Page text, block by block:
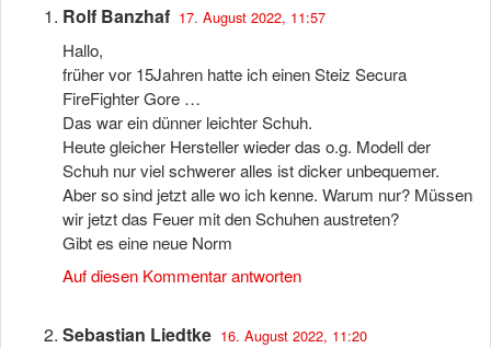
Rolf Banzhaf 17. August 2022, 11:57
Hallo,
früher vor 15Jahren hatte ich einen Steiz Secura
FireFighter Gore …
Das war ein dünner leichter Schuh.
Heute gleicher Hersteller wieder das o.g. Modell der
Schuh nur viel schwerer alles ist dicker unbequemer.
Aber so sind jetzt alle wo ich kenne. Warum nur? Müssen
wir jetzt das Feuer mit den Schuhen austreten?
Gibt es eine neue Norm
Auf diesen Kommentar antworten
Sebastian Liedtke 16. August 2022, 11:20